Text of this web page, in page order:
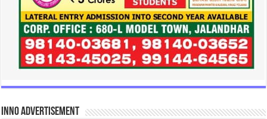
INNO Advertisement